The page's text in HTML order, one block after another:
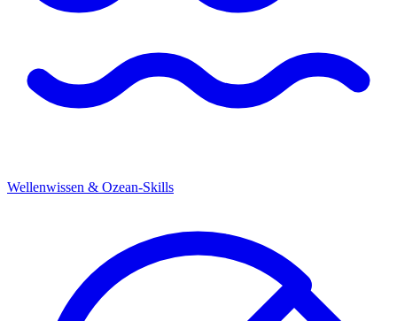
Wellenwissen & Ozean-Skills